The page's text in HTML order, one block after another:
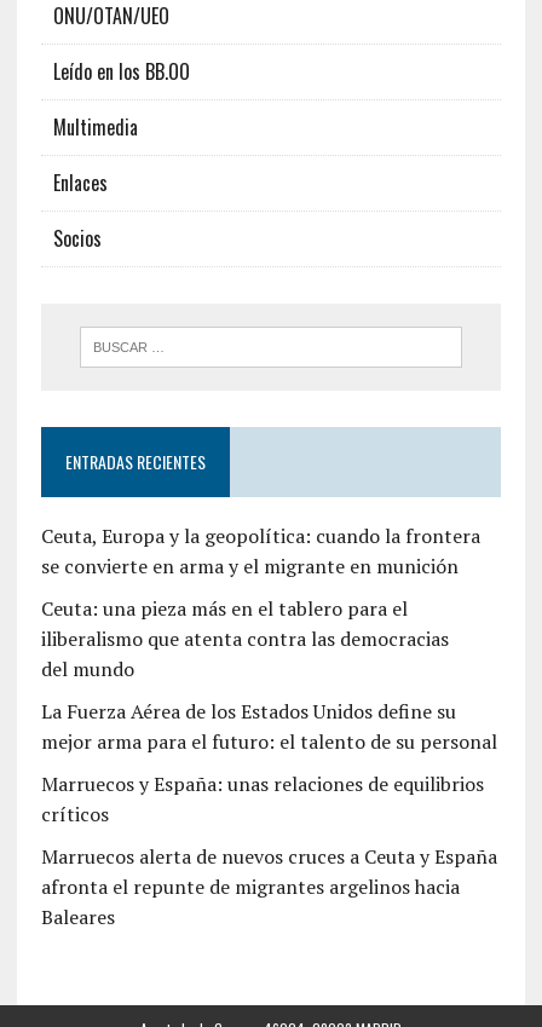
ONU/OTAN/UEO
Leído en los BB.OO
Multimedia
Enlaces
Socios
ENTRADAS RECIENTES
Ceuta, Europa y la geopolítica: cuando la frontera
se convierte en arma y el migrante en munición
Ceuta: una pieza más en el tablero para el
iliberalismo que atenta contra las democracias
del mundo
La Fuerza Aérea de los Estados Unidos define su
mejor arma para el futuro: el talento de su personal
Marruecos y España: unas relaciones de equilibrios
críticos
Marruecos alerta de nuevos cruces a Ceuta y España
afronta el repunte de migrantes argelinos hacia
Baleares